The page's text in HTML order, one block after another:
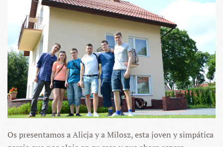
Os presentamos a Alicja y a Milosz, esta joven y simpática